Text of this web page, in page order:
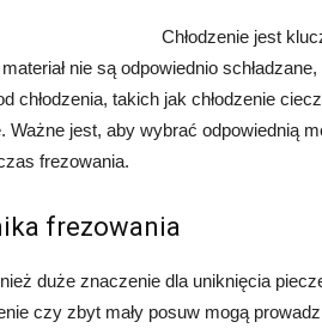
Chłodzenie jest
nie są odpowiednio
chłodzenia, takich jak chłodzenie
Ważne jest, aby wybrać odpowiednią
frezowania.
frezowania
duże znaczenie dla uniknięcia
czy zbyt mały posuw mogą